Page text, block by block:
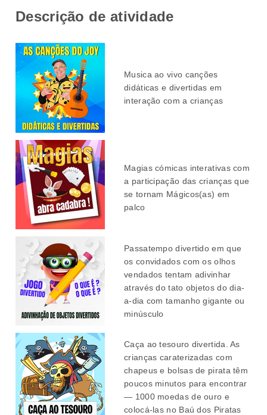
Descrição de atividade
Musica ao vivo canções
didáticas e divertidas em
interação com a crianças
Magias cómicas interativascom
a participação das criançasque
se tornam Mágicos(as) em
palco
Passatempo divertido em que
os convidados com os olhos
vendados tentam adivinhar
através do tato objetos do dia-
a-dia com tamanho gigante ou
minúsculo
Caça ao tesouro divertida. As
crianças caraterizadas com
chapeus e bolsas de pirata têm
poucos minutos para encontrar
— 1000 moedas de ouro e
colocá-las no Baú dos Piratas